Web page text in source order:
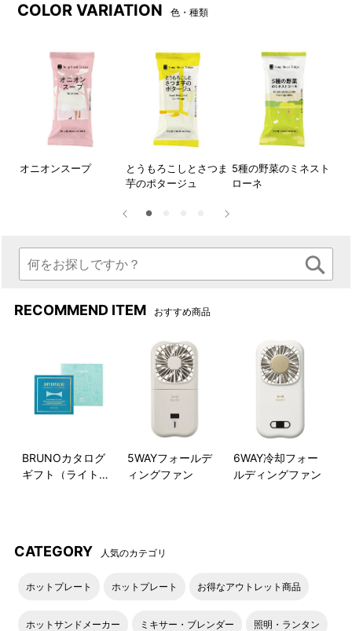
COLOR VARIATION 色・種類
オニオンスープ
とうもろこしとさつま
芋のポタージュ
5種の野菜のミネスト
ローネ
RECOMMEND ITEM おすすめ商品
BRUNOカタログ
ギフト（ライトブ
5WAYフォールデ
ィングファン
6WAY冷却フォー
ルディングファン
CATEGORY 人気のカテゴリ
ホットプレート ホットプレート お得なアウトレット商品
ホットサンドメーカー ミキサー・ブレンダー 照明・ランタン